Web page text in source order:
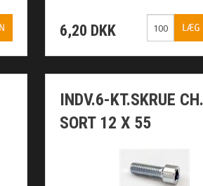
6,20 DKK
INDV.6-KT.SKRUE
SORT 12 X 55